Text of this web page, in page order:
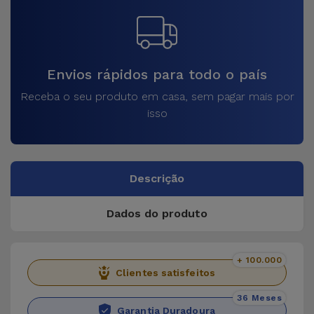
Envios rápidos para todo o país
Receba o seu produto em casa, sem pagar mais por
isso
Descrição
Dados do produto
Clientes satisfeitos
+ 100.000
Garantia Duradoura
36 Meses